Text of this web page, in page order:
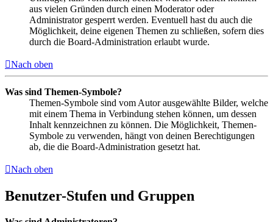
aus vielen Gründen durch einen Moderator oder
Administrator gesperrt werden. Eventuell hast du auch die
Möglichkeit, deine eigenen Themen zu schließen, sofern dies
durch die Board-Administration erlaubt wurde.
Nach oben
Was sind Themen-Symbole?
Themen-Symbole sind vom Autor ausgewählte Bilder, welche
mit einem Thema in Verbindung stehen können, um dessen
Inhalt kennzeichnen zu können. Die Möglichkeit, Themen-
Symbole zu verwenden, hängt von deinen Berechtigungen
ab, die die Board-Administration gesetzt hat.
Nach oben
Benutzer-Stufen und Gruppen